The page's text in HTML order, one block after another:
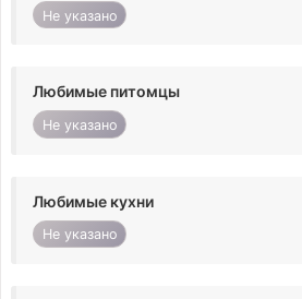
Не указано
Любимые питомцы
Не указано
Любимые кухни
Не указано